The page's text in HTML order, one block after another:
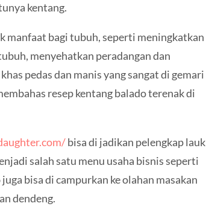
kentang.
manfaat bagi tubuh, seperti meningkatkan
menyehatkan peradangan dan
pedas dan manis yang sangat di gemari
resep kentang balado terenak di
bisa di jadikan pelengkap lauk
salah satu menu usaha bisnis seperti
bisa di campurkan ke olahan masakan
dendeng.